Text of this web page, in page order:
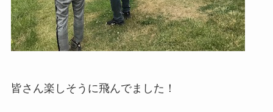
皆さん楽しそうに飛んでました！